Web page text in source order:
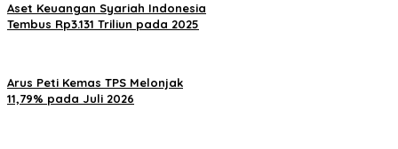
Aset Keuangan Syariah Indonesia
Tembus Rp3.131 Triliun pada 2025
Arus Peti Kemas TPS Melonjak
11,79% pada Juli 2026